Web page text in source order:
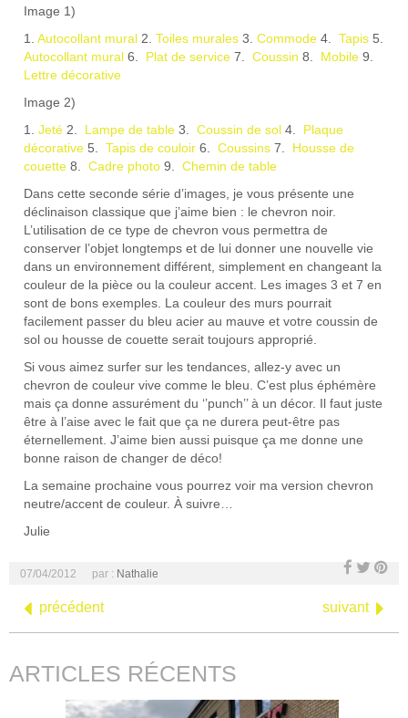
Image 1)
1. Autocollant mural 2. Toiles murales 3. Commode 4. Tapis 5.
Autocollant mural 6. Plat de service 7. Coussin 8. Mobile 9.
Lettre décorative
Image 2)
1. Jeté 2. Lampe de table 3. Coussin de sol 4. Plaque
décorative 5. Tapis de couloir 6. Coussins 7. Housse de
couette 8. Cadre photo 9. Chemin de table
Dans cette seconde série d’images, je vous présente une
déclinaison classique que j’aime bien : le chevron noir.
L’utilisation de ce type de chevron vous permettra de
conserver l’objet longtemps et de lui donner une nouvelle vie
dans un environnement différent, simplement en changeant la
couleur de la pièce ou la couleur accent. Les images 3 et 7 en
sont de bons exemples. La couleur des murs pourrait
facilement passer du bleu acier au mauve et votre coussin de
sol ou housse de couette serait toujours approprié.
Si vous aimez surfer sur les tendances, allez-y avec un
chevron de couleur vive comme le bleu. C’est plus éphémère
mais ça donne assurément du ‘’punch’’ à un décor. Il faut juste
être à l’aise avec le fait que ça ne durera peut-être pas
éternellement. J’aime bien aussi puisque ça me donne une
bonne raison de changer de déco!
La semaine prochaine vous pourrez voir ma version chevron
neutre/accent de couleur. À suivre…
Julie
07/04/2012 par : Nathalie
précédent suivant
ARTICLES RÉCENTS